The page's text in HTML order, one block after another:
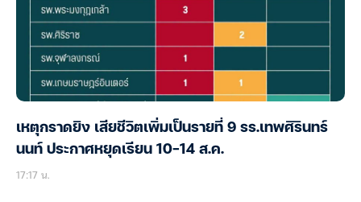
เหตุกราดยิง เสียชีวิตเพิ่มเป็นรายที่ 9 รร.เทพศิรินทร์
นนท์ ประกาศหยุดเรียน 10-14 ส.ค.
17:17 น.